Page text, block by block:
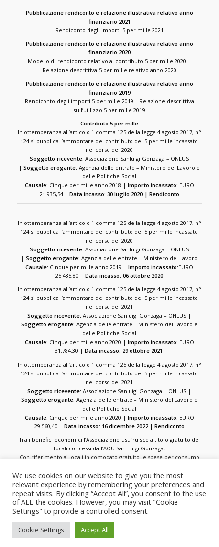
Pubblicazione rendiconto e relazione illustrativa relativo anno
finanziario 2021
Rendiconto degli importi 5 per mille 2021
Pubblicazione rendiconto e relazione illustrativa relativo anno
finanziario 2020
Modello di rendiconto relativo al contributo 5 per mille 2020 –
Relazione descrittiva 5 per mille relativo anno 2020
Pubblicazione rendiconto e relazione illustrativa relativo anno
finanziario 2019
Rendiconto degli importi 5 per mille 2019 – Relazione descrittiva
sull’utilizzo 5 per mille 2019
Contributo 5 per mille
In ottemperanza all’articolo 1 comma 125 della legge 4 agosto 2017, n°
124 si pubblica l’ammontare del contributo del 5 per mille incassato
nel corso del 2020
Soggetto ricevente: Associazione Sanluigi Gonzaga – ONLUS
|Soggetto erogante: Agenzia delle entrate – Ministero del Lavoro e
delle Politiche Social
Causale: Cinque per mille anno 2018 | Importo incassato: EURO
21.935,54 | Data incasso: 30 luglio 2020 | Rendiconto
In ottemperanza all’articolo 1 comma 125 della legge 4 agosto 2017, n°
124 si pubblica l’ammontare del contributo del 5 per mille incassato
nel corso del 2020
Soggetto ricevente: Associazione Sanluigi Gonzaga – ONLUS
|Soggetto erogante: Agenzia delle entrate – Ministero del Lavoro
Causale: Cinque per mille anno 2019 | Importo incassato:EURO
25.435,80 |Data incasso: 06 ottobre 2020
In ottemperanza all’articolo 1 comma 125 della legge 4 agosto 2017, n°
124 si pubblica l’ammontare del contributo del 5 per mille incassato
nel corso del 2021
Soggetto ricevente: Associazione Sanluigi Gonzaga – ONLUS |
Soggetto erogante: Agenzia delle entrate – Ministero del Lavoro e
delle Politiche Social
Causale: Cinque per mille anno 2020 | Importo incassato: EURO
31.784,30 | Data incasso: 29 ottobre 2021
In ottemperanza all’articolo 1 comma 125 della legge 4 agosto 2017, n°
124 si pubblica l’ammontare del contributo del 5 per mille incassato
nel corso del 2021
Soggetto ricevente: Associazione Sanluigi Gonzaga – ONLUS |
Soggetto erogante: Agenzia delle entrate – Ministero del Lavoro e
delle Politiche Social
Causale: Cinque per mille anno 2020 | Importo incassato: EURO
29.560,40 | Data incasso: 16 dicembre 2022 | Rendiconto
Tra i benefici economici l’Associazione usufruisce a titolo gratuito dei
locali concessi dall’AOU San Luigi Gonzaga.
Con riferimento ai locali in comodato gratuito le spese per consumo
annui.
Copyright 2022 | All Rights Reserved |
We use cookies on our website to give you the most
relevant experience by remembering your preferences and
repeat visits. By clicking “Accept All”, you consent to the use
of ALL the cookies. However, you may visit "Cookie
Settings" to provide a controlled consent.
Cookie Settings Accept All